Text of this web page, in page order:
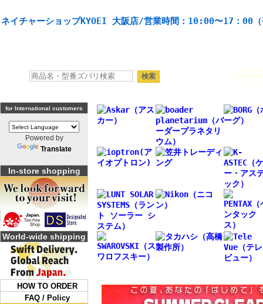
ネイチャーショップKYOEI 大阪店/営業時間：10:00〜17：00（
Seestar
for International customers
Powered by
Translate
In-store shopping
World-wide shipping
HOW TO ORDER
FAQ / Policy